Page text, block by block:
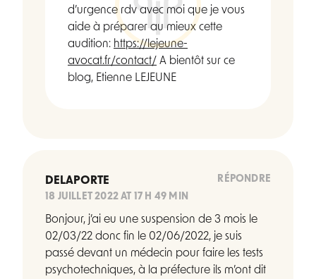
d’urgence rdv avec moi que je vous
aide à préparer au mieux cette
audition: https://lejeune-
avocat.fr/contact/ A bientôt sur ce
blog, Etienne LEJEUNE
DELAPORTE
18 JUILLET 2022 AT 17 H 49 MIN
RÉPONDRE
Bonjour, j’ai eu une suspension de 3 mois le
02/03/22 donc fin le 02/06/2022, je suis
passé devant un médecin pour faire les tests
psychotechniques, à la préfecture ils m’ont dit